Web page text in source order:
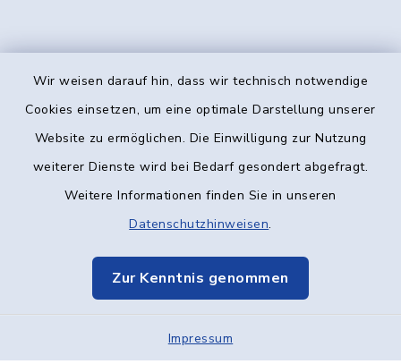
Wir weisen darauf hin, dass wir technisch notwendige
Cookies einsetzen, um eine optimale Darstellung unserer
Website zu ermöglichen. Die Einwilligung zur Nutzung
weiterer Dienste wird bei Bedarf gesondert abgefragt.
Weitere Informationen finden Sie in unseren
Datenschutzhinweisen.
Zur Kenntnis genommen
Impressum
Kontakt
Datenschutz
Elektronische Kommunikation
Sitemap